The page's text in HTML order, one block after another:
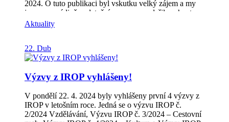
2024. O tuto publikaci byl vskutku velký zájem a my
jsme moc rádi, že v letošním roce se podařilo sehnat
sponzory, díky kterým jsme mohli tuto brožurku vydat
ve vyšším nákladu než v minulém roce. Mezi sponzory
regionu. Magazín je samozřejmě dostupné také ke
stažení v pdf verzi. Naleznete ho v sekci: „Z našeho
Zpravodaj MAS | MAS Hříběcí hory (hribecihory.cz)
poznávaní nových koutů Hříběcích hor!
Aktuality
22. Dub
Výzvy z IROP vyhlášeny!
V pondělí 22. 4. 2024 byly vyhlášeny první 4 výzvy z
IROP v letošním roce. Jedná se o výzvu IROP č.
2/2024 Vzdělávání, Výzvu IROP č. 3/2024 – Cestovní